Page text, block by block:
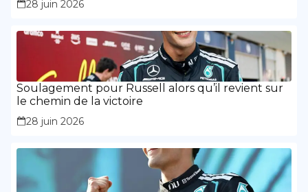
28 juin 2026
Soulagement pour Russell alors qu’il revient sur
le chemin de la victoire
28 juin 2026